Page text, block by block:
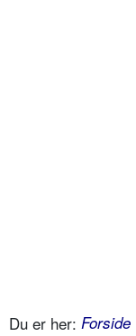
Du er her: Forside